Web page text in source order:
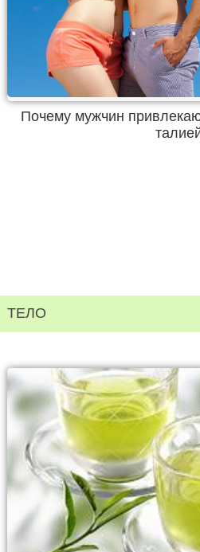
Почему мужчин
ТЕЛО